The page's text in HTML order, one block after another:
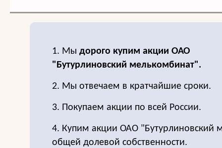
1. Мы дорого купим акции ОАО
"Бутурлиновский мелькомбинат".
2. Мы отвечаем в кратчайшие сроки.
3. Покупаем акции по всей России.
4. Купим акции ОАО "Бутурлиновский
общей долевой собственности.